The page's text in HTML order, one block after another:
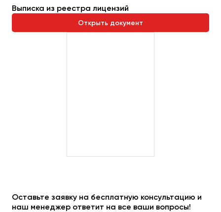
Выписка из реестра лицензий
Открыть документ
Оставьте заявку на бесплатную консультацию и
наш менеджер ответит на все ваши вопросы!